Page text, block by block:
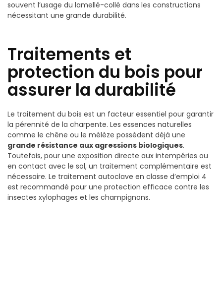
souvent l’usage du lamellé-collé dans les constructions
nécessitant une grande durabilité.
Traitements et
protection du bois pour
assurer la durabilité
Le traitement du bois est un facteur essentiel pour garantir
la pérennité de la charpente. Les essences naturelles
comme le chêne ou le mélèze possèdent déjà une
grande résistance aux agressions biologiques.
Toutefois, pour une exposition directe aux intempéries ou
en contact avec le sol, un traitement complémentaire est
nécessaire. Le traitement autoclave en classe d’emploi 4
est recommandé pour une protection efficace contre les
insectes xylophages et les champignons.